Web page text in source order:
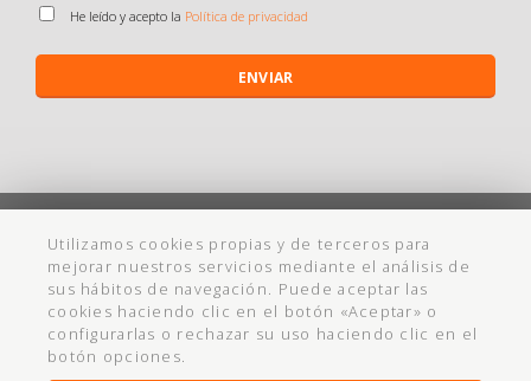
Utilizamos cookies propias y de terceros para
mejorar nuestros servicios mediante el análisis de
sus hábitos de navegación. Puede aceptar las
cookies haciendo clic en el botón «Aceptar» o
configurarlas o rechazar su uso haciendo clic en el
botón opciones.
He leído y acepto la Política de privacidad
ENVIAR
Maistendencia todos los derechos reservados
Política de Privacidad Aviso Legal Política de cookies
Condiciones Compra Cadabullos - Diseño Web